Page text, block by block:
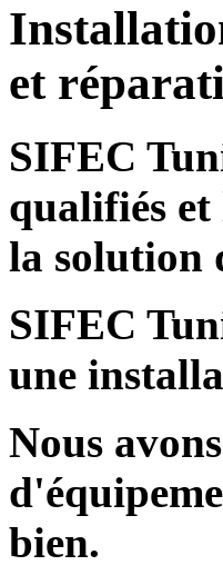
et
SIFEC
qualifiés et
la solution
SIFEC
une
Nous
bien.